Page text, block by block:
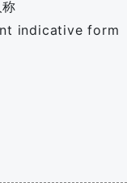
indicative form